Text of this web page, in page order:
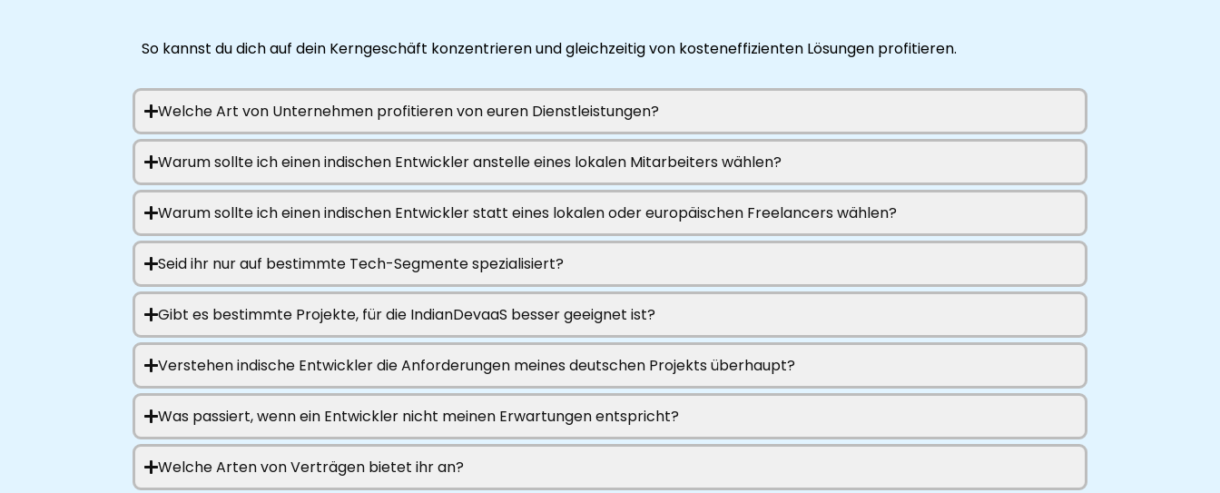
So kannst du dich auf dein Kerngeschäft konzentrieren und gleichzeitig von kosteneffizienten Lösungen profitieren.
Welche Art von Unternehmen profitieren von euren Dienstleistungen?
Warum sollte ich einen indischen Entwickler anstelle eines lokalen Mitarbeiters wählen?
Warum sollte ich einen indischen Entwickler statt eines lokalen oder europäischen Freelancers wählen?
Seid ihr nur auf bestimmte Tech-Segmente spezialisiert?
Gibt es bestimmte Projekte, für die IndianDevaaS besser geeignet ist?
Verstehen indische Entwickler die Anforderungen meines deutschen Projekts überhaupt?
Was passiert, wenn ein Entwickler nicht meinen Erwartungen entspricht?
Welche Arten von Verträgen bietet ihr an?